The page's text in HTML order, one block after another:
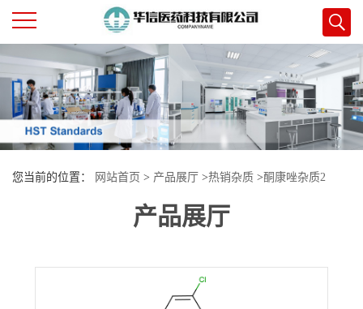
公
司
首
页
司
您当前的位置： 网站首页 > 产品展厅 >热销杂质 >酮康唑杂质2
产品展厅